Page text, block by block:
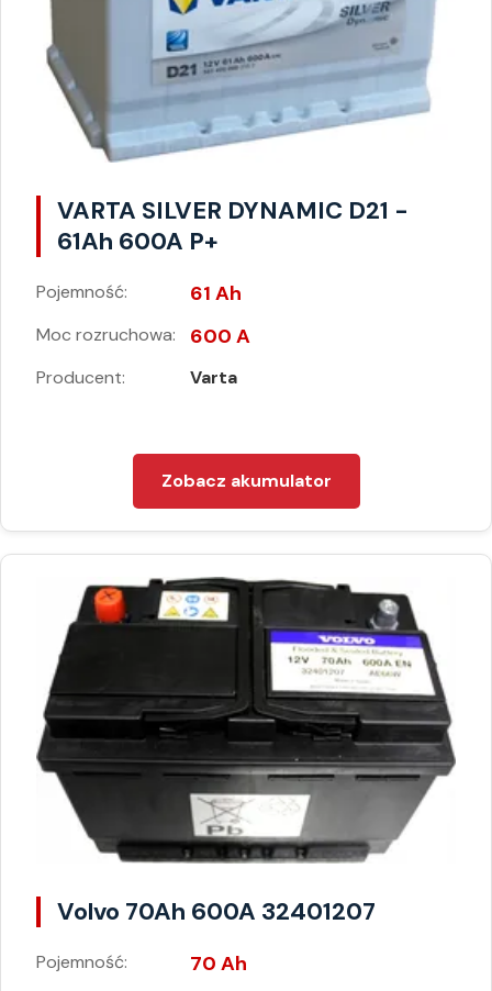
VARTA SILVER DYNAMIC D21 -
61Ah 600A P+
Pojemność: 61 Ah
Moc rozruchowa: 600 A
Producent: Varta
Zobacz akumulator
Volvo 70Ah 600A 32401207
Pojemność: 70 Ah